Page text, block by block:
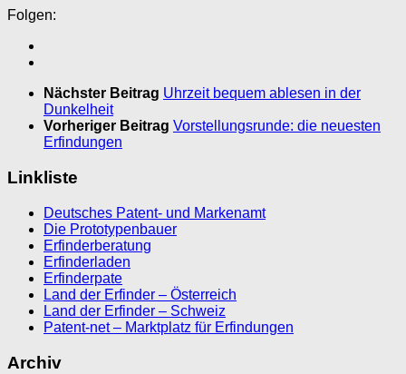
Folgen:
Nächster Beitrag Uhrzeit bequem ablesen in der
Dunkelheit
Vorheriger Beitrag Vorstellungsrunde: die neuesten
Erfindungen
Linkliste
Deutsches Patent- und Markenamt
Die Prototypenbauer
Erfinderberatung
Erfinderladen
Erfinderpate
Land der Erfinder – Österreich
Land der Erfinder – Schweiz
Patent-net – Marktplatz für Erfindungen
Archiv